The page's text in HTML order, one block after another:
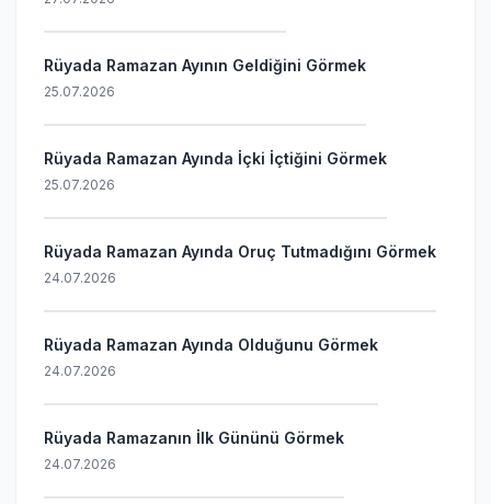
Rüyada Ramazan Ayının Geldiğini Görmek
25.07.2026
Rüyada Ramazan Ayında İçki İçtiğini Görmek
25.07.2026
Rüyada Ramazan Ayında Oruç Tutmadığını Görmek
24.07.2026
Rüyada Ramazan Ayında Olduğunu Görmek
24.07.2026
Rüyada Ramazanın İlk Gününü Görmek
24.07.2026